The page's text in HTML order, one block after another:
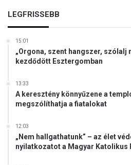
LEGFRISSEBB
15:01
„Orgona, szent hangszer, szólalj
kezdődött Esztergomban
13:33
A keresztény könnyűzene a
megszólíthatja a fiatalokat
12:03
„Nem hallgathatunk” – az élet
nyilatkozatot a Magyar Katolikus